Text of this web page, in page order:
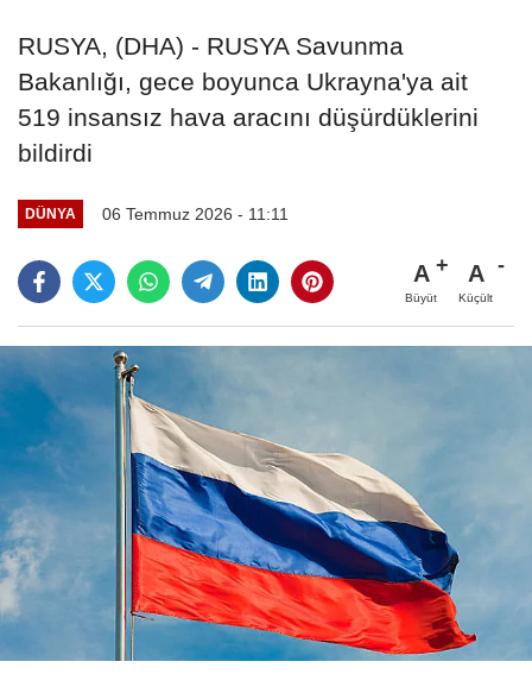
RUSYA, (DHA) - RUSYA Savunma
Bakanlığı, gece boyunca Ukrayna'ya ait
519 insansız hava aracını düşürdüklerini
bildirdi
DÜNYA 06 Temmuz 2026 - 11:11
A
Büyüt
A
Küçült